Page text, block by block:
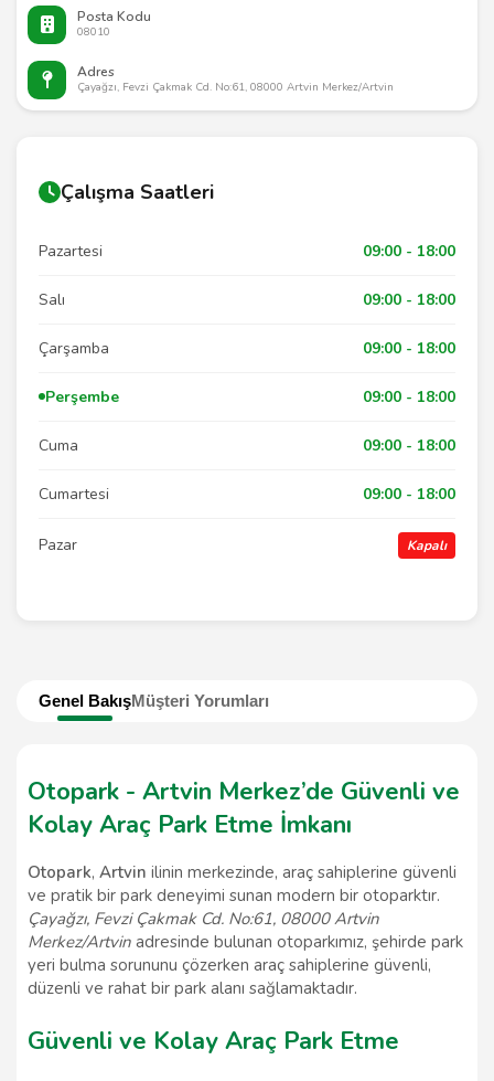
Posta Kodu
08010
Adres
Çayağzı, Fevzi Çakmak Cd. No:61, 08000 Artvin Merkez/Artvin
Genel BakışMüşteri Yorumları
Otopark - Artvin Merkez’de Güvenli ve
Kolay Araç Park Etme İmkanı
Otopark, Artvin ilinin merkezinde, araç sahiplerine güvenli
ve pratik bir park deneyimi sunan modern bir otoparktır.
Çayağzı, Fevzi Çakmak Cd. No:61, 08000 Artvin
Merkez/Artvin adresinde bulunan otoparkımız, şehirde park
yeri bulma sorununu çözerken araç sahiplerine güvenli,
düzenli ve rahat bir park alanı sağlamaktadır.
Güvenli ve Kolay Araç Park Etme
Çalışma Saatleri
Pazartesi 09:00 - 18:00
Salı 09:00 - 18:00
Çarşamba 09:00 - 18:00
Perşembe 09:00 - 18:00
Cuma 09:00 - 18:00
Cumartesi 09:00 - 18:00
Pazar Kapalı